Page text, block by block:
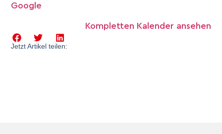
Google
Kompletten Kalender ansehen
Jetzt Artikel teilen: